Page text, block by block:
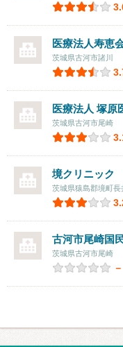
医療法人寿恵
茨城県古河市諸川
医療法人 塚原
茨城県古河市尾崎
境クリニック
茨城県猿島郡境町長
古河市尾崎国
茨城県古河市尾崎
－